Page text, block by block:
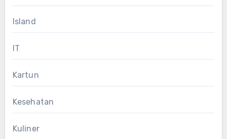
Island
IT
Kartun
Kesehatan
Kuliner